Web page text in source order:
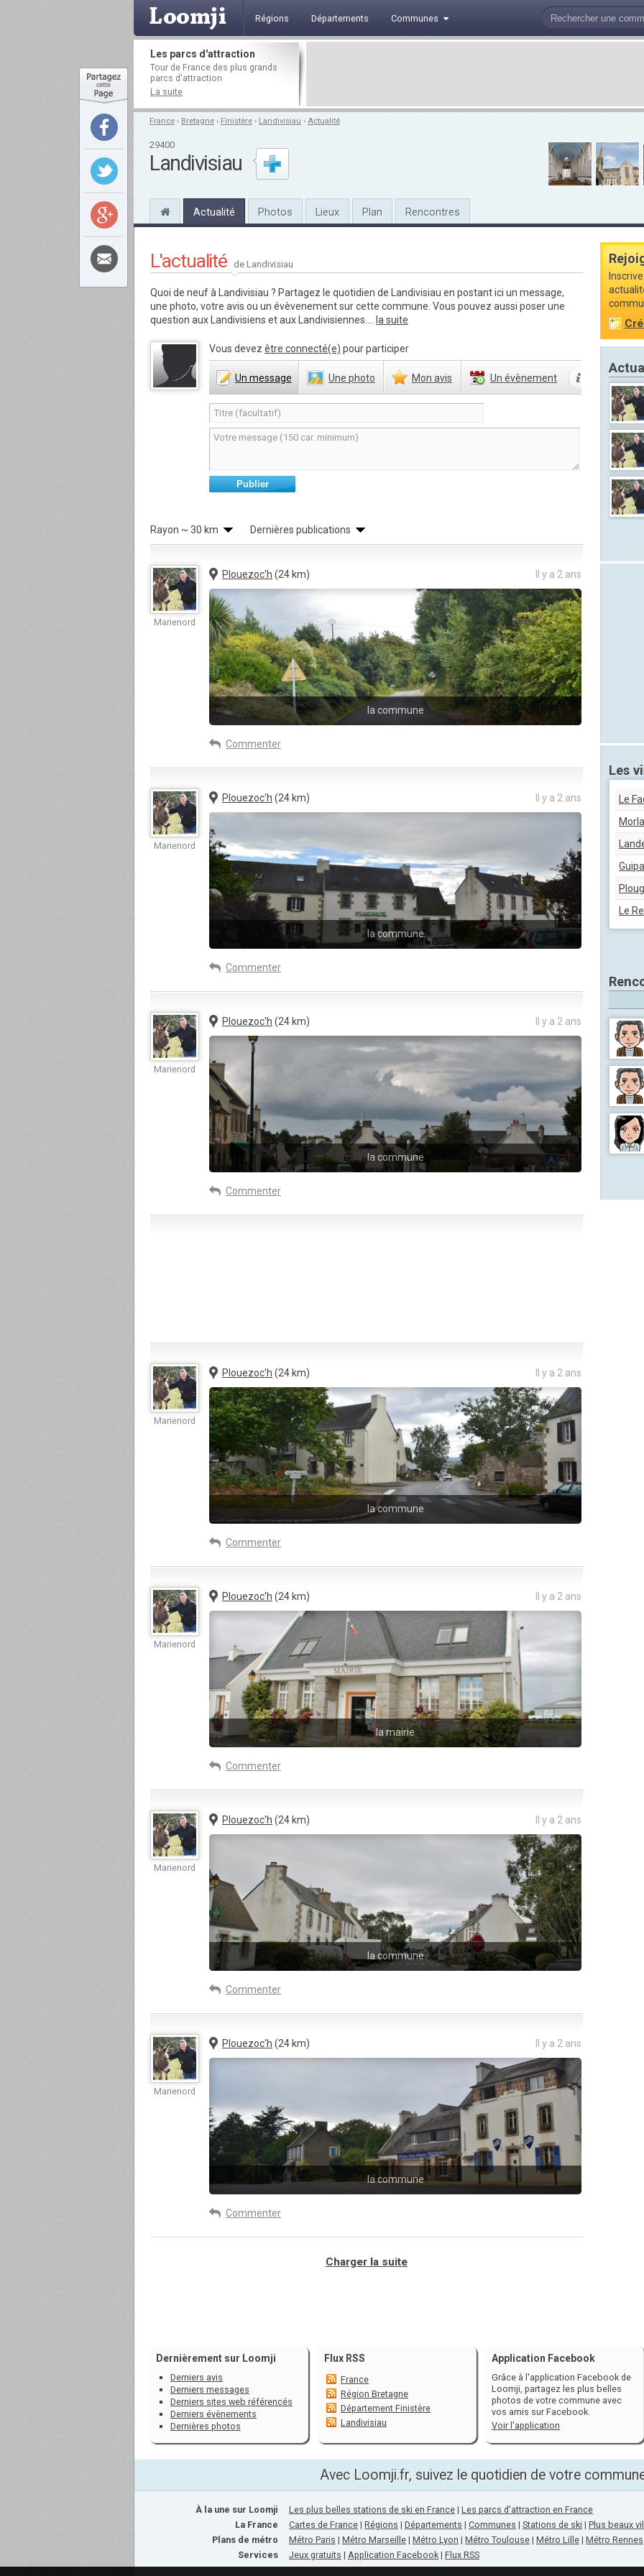
Régions Départements Communes
Les parcs d'attraction
Tour de France des plus grands
parcs d'attraction
La suite
France › Bretagne › Finistère › Landivisiau › Actualité
29400
Landivisiau
Actualité Photos Lieux Plan Rencontres
L'actualité de Landivisiau
Quoi de neuf à Landivisiau ? Partagez le quotidien de Landivisiau en postant ici un message,
une photo, votre avis ou un évèvenement sur cette commune. Vous pouvez aussi poser une
question aux Landivisiens et aux Landivisiennes....
la suite
Vous devez être connecté(e) pour participer
Un message Une photo Mon avis Un évènement
Publier
Rayon ~ 30 km Dernières publications
Marienord
Il y a 2 ans
Plouezoc'h (24 km)
la commune
Commenter
Marienord
Il y a 2 ans
Plouezoc'h (24 km)
la commune
Commenter
Marienord
Il y a 2 ans
Plouezoc'h (24 km)
la commune
Commenter
Marienord
Il y a 2 ans
Plouezoc'h (24 km)
la commune
Commenter
Marienord
Il y a 2 ans
Plouezoc'h (24 km)
la mairie
Commenter
Marienord
Il y a 2 ans
Plouezoc'h (24 km)
la commune
Commenter
Marienord
Il y a 2 ans
Plouezoc'h (24 km)
la commune
Commenter
Charger la suite
Les
Le
Le
Dernièrement sur Loomji
Derniers avis
Derniers messages
Derniers sites web référencés
Derniers évènements
Dernières photos
Flux RSS
France
Région Bretagne
Département Finistère
Landivisiau
Application Facebook
Grâce à l'application Facebook de
Loomji, partagez les plus belles
photos de votre commune avec
vos amis sur Facebook.
Voir l'application
Avec Loomji.fr, suivez le quotidien de votre
À la une sur Loomji
La France
Plans de métro
Services
Les plus belles stations de ski en France | Les parcs d'attraction en France
Cartes de France | Régions | Départements | Communes | Stations de ski | Plus beaux
Métro Paris | Métro Marseille | Métro Lyon | Métro Toulouse | Métro Lille | Métro Rennes
Jeux gratuits | Application Facebook | Flux RSS